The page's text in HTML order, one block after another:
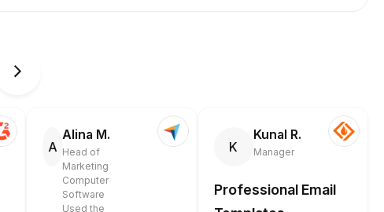
A
Alina M.
Head of
Marketing
Computer
Software
Used the
K
Kunal R.
Manager
Professional Email